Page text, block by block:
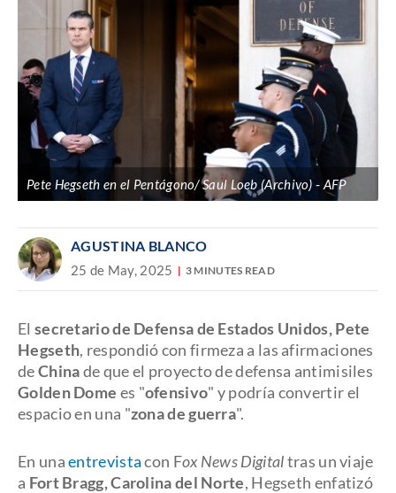
Pete Hegseth en el Pentágono/ Saul Loeb (Archivo) AFP
AGUSTINA BLANCO
25 de May, 2025 3 MINUTES READ
El secretario de Defensa de Estados Unidos, Pete
Hegseth, respondió con firmeza a las afirmaciones
deChinade que el proyecto de defensa antimisiles
Golden Dome es "ofensivo" y podría convertir el
espacio en una "zona de guerra".
En unaentrevistacon Fox News Digitaltras un viaje
a Fort Bragg, Carolina del Norte, Hegseth enfatizó